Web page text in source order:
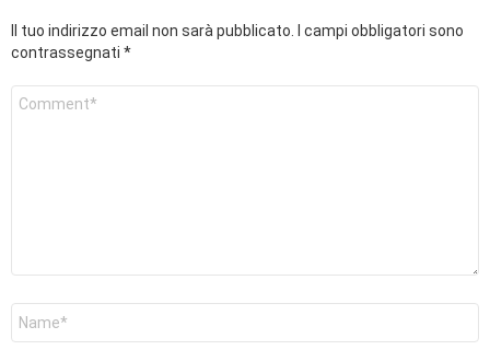
Il tuo indirizzo email non sarà pubblicato.
I campi obbligatori sono
contrassegnati *